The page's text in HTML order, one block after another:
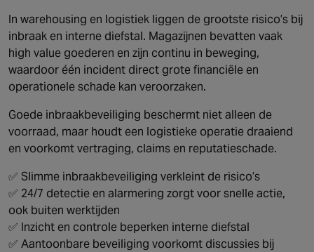
In warehousing en logistiek liggen de grootste risico’s bij
inbraak en interne diefstal. Magazijnen bevatten vaak
high value goederen en zijn continu in beweging,
waardoor één incident direct grote financiële en
operationele schade kan veroorzaken.
Goede inbraakbeveiliging beschermt niet alleen de
voorraad, maar houdt een logistieke operatie draaiend
en voorkomt vertraging, claims en reputatieschade.
✅ Slimme inbraakbeveiliging verkleint de risico’s
✅ 24/7 detectie en alarmering zorgt voor snelle actie,
ook buiten werktijden
✅ Inzicht en controle beperken interne diefstal
✅ Aantoonbare beveiliging voorkomt discussies bij